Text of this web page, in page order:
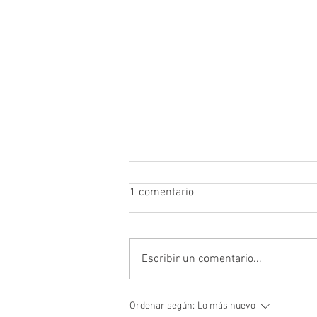
Prefectura atendió emergencia
1 comentario
Escribir un comentario...
Ordenar según: Lo más nuevo